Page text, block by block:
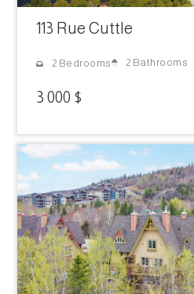
113 Rue Cuttle
2 Bedrooms 2 Bathrooms
3 000 $